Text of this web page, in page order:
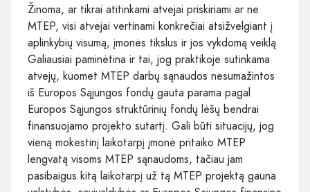
Žinoma, ar tikrai atitinkami atvejai priskiriami ar ne
MTEP, visi atvejai vertinami konkrečiai atsižvelgiant į
aplinkybių visumą, įmonės tikslus ir jos vykdomą veiklą
Galiausiai paminėtina ir tai, jog praktikoje sutinkama
atvejų, kuomet MTEP darbų sąnaudos nesumažintos
iš Europos Sąjungos fondų gauta parama pagal
Europos Sąjungos struktūrinių fondų lėšų bendrai
finansuojamo projekto sutartį. Gali būti situacijų, jog
vieną mokestinį laikotarpį įmonė pritaiko MTEP
lengvatą visoms MTEP sąnaudoms, tačiau jam
pasibaigus kitą laikotarpį už tą MTEP projektą gauna